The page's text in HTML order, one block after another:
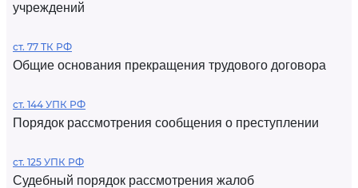
учреждений
ст. 77 ТК РФ
Общие основания прекращения трудового договора
ст. 144 УПК РФ
Порядок рассмотрения сообщения о преступлении
ст. 125 УПК РФ
Судебный порядок рассмотрения жалоб